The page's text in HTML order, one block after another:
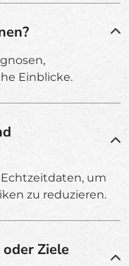
Einblicke.
um
zu reduzieren.
Ziele